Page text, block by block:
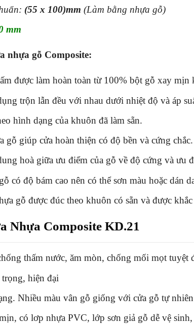
(55 x 100)mm (Làm bằng nhựa gỗ)
mm
nhựa gỗ Composite:
được làm hoàn toàn từ 100% bột gỗ xay
trộn lẫn đều với nhau dưới nhiệt độ và áp
hình dạng của khuôn đã làm sẵn.
gỗ giúp cửa hoàn thiện có độ bền và cứng chắc.
hoà giữa ưu điểm của gỗ về độ cứng và ưu
có độ bám cao nên có thể sơn màu hoặc
gỗ được đúc theo khuôn có sẵn và được
Nhựa Composite KD.21
thấm nước, ăm mòn, chống mối mọt tuyệt
hiện đại
Nhiều màu vân gỗ giống với cửa gỗ tự
có lơp nhựa PVC, lớp sơn giả gỗ dễ vệ